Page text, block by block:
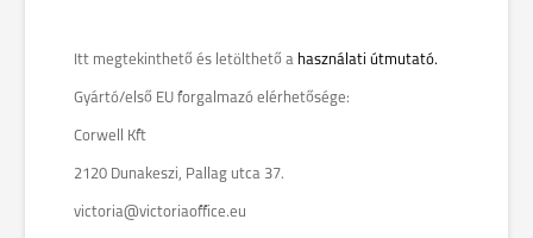
Itt megtekinthető és letölthető a használati útmutató.
Gyártó/első EU forgalmazó elérhetősége:
Corwell Kft
2120 Dunakeszi, Pallag utca 37.
victoria@victoriaoffice.eu